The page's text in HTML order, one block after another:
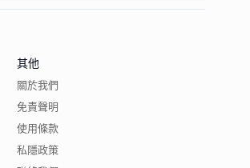
其他
關於我們
免責聲明
使用條款
私隱政策